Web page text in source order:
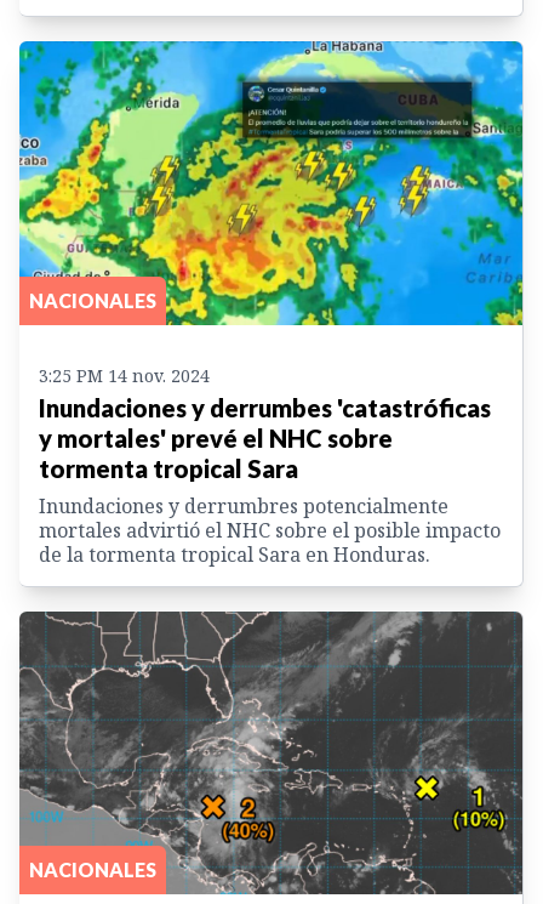
NACIONALES
3:25 PM 14 nov. 2024
Inundaciones y derrumbes 'catastróficas
y mortales' prevé el NHC sobre
tormenta tropical Sara
Inundaciones y derrumbres potencialmente
mortales advirtió el NHC sobre el posible impacto
de la tormenta tropical Sara en Honduras.
NACIONALES